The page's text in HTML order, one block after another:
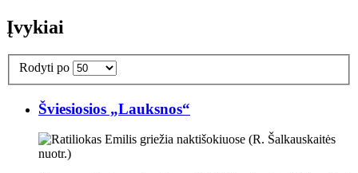
Įvykiai
Rodyti po
Šviesiosios „Lauksnos“